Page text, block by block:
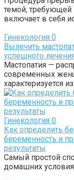
темой, требующей
включает в себя
Гинекология 0
Вылечить
успешного
Мастопатия —
современных
характеризуется
Гинекология 0
Как определить
беременность и
результаты
Самый простой
домашних